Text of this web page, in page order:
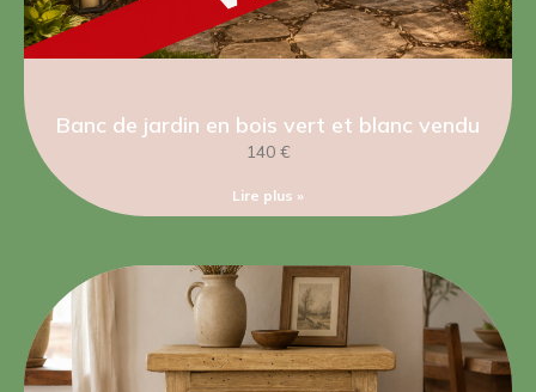
Banc de jardin en bois vert et blanc vendu
140 €
Lire plus »